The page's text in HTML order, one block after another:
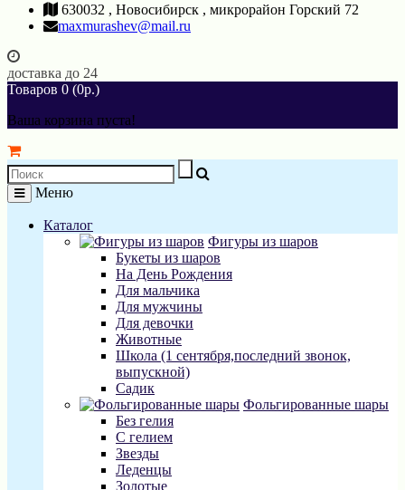
630032 , Новосибирск , микрорайон Горский 72
maxmurashev@mail.ru
доставка до 24
Товаров 0 (0р.)
Ваша корзина пуста!
Меню
Каталог
Фигуры из шаров
Букеты из шаров
На День Рождения
Для мальчика
Для мужчины
Для девочки
Животные
Школа (1 сентября,последний звонок,
выпускной)
Садик
Фольгированные шары
Без гелия
С гелием
Звезды
Леденцы
Золотые